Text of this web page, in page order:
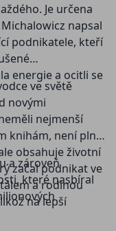
Je určena
napsal
podnikatele, kteří
energie a ocitli se
ve světě
novými
nejmenší
knihám, není plný
obsahuje životní
začal podnikat ve
a rodinou
na lepší
a zároveň
které nasbíral